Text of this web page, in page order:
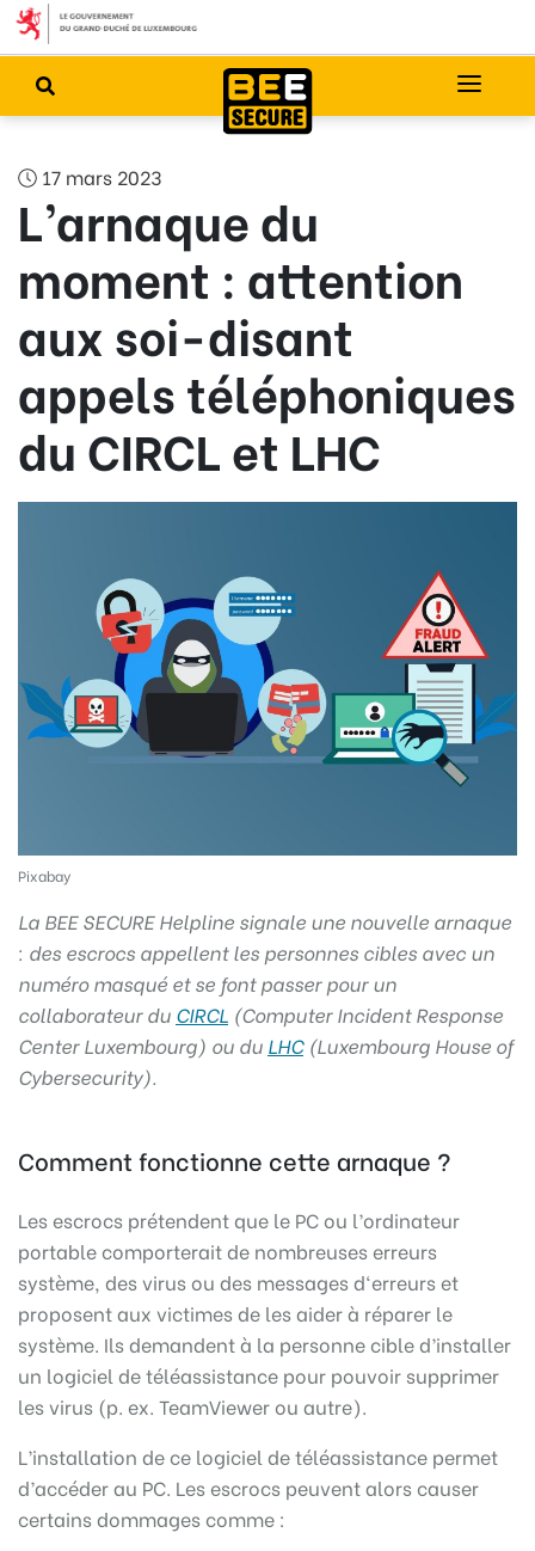
17 mars 2023
L’arnaque du
moment : attention
aux soi-disant
appels téléphoniques
du CIRCL et LHC
Pixabay
La BEE SECURE Helpline signale une nouvelle arnaque
: des escrocs appellent les personnes cibles avec un
numéro masqué et se font passer pour un
collaborateur du CIRCL (Computer Incident Response
Center Luxembourg) ou du LHC(Luxembourg House of
Cybersecurity).
Comment fonctionne cette arnaque ?
Les escrocs prétendent que le PC ou l’ordinateur
portable comporterait de nombreuses erreurs
système, des virus ou des messages d‘erreurs et
proposent aux victimes de les aider à réparer le
système. Ils demandent à la personne cible d’installer
un logiciel de téléassistance pour pouvoir supprimer
les virus (p. ex. TeamViewer ou autre).
L’installation de ce logiciel de téléassistance permet
d’accéder au PC. Les escrocs peuvent alors causer
certains dommages comme :